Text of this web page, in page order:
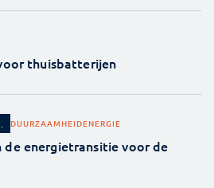
thuisbatterijen
DUURZAAMHEIDENERGIE
de energietransitie voor de